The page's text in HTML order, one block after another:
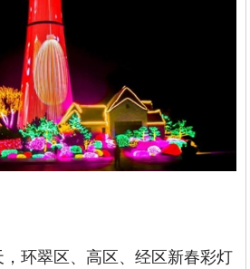
环翠区、高区、经区新春彩灯